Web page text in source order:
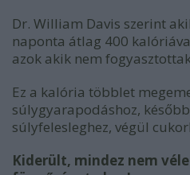
Dr. William Davis szerint
naponta átlag 400
azok akik nem
Ez a kalória többlet
súlygyarapodáshoz,
súlyfelesleghez, végül
Kiderült, mindez nem